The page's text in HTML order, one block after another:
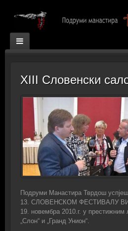
XIII Словенски
Подруми Манастира Тврдош
13. СЛОВЕНСКОМ ФЕСТИВАЛУ
19. новембра 2010.г. у
„Слон“ и „Гранд Унион“.